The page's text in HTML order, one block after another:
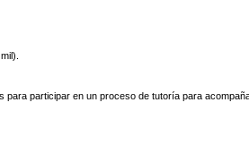
participar en un proceso de tutoría para